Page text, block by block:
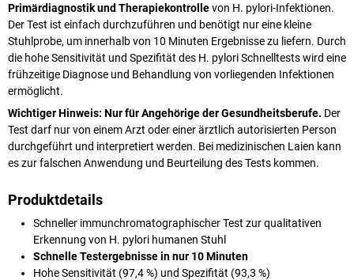
Primärdiagnostik und Therapiekontrollevon H. pylori-Infektionen.
Der Test ist einfach durchzuführen und benötigt nur eine kleine
Stuhlprobe, um innerhalb von 10 Minuten Ergebnisse zu liefern. Durch
die hohe Sensitivität und Spezifität des H. pylori Schnelltests wird eine
frühzeitige Diagnose und Behandlung von vorliegenden Infektionen
ermöglicht.
Wichtiger Hinweis: Nur für Angehörige der Gesundheitsberufe. Der
Test darf nur von einem Arzt oder einer ärztlich autorisierten Person
durchgeführt und interpretiert werden. Bei medizinischen Laien kann
es zur falschen Anwendung und Beurteilung des Tests kommen.
Produktdetails
Schneller immunchromatographischer Test zur qualitativen
Erkennung von H. pylori humanen Stuhl
Schnelle Testergebnisse in nur 10 Minuten
Hohe Sensitivität (97,4 %) und Spezifität (93,3 %)